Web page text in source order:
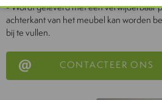
- Wordt geleverd met een verwijderbaar
achterkant van het meubel kan worden
bij te vullen.
CONTACTEER ONS